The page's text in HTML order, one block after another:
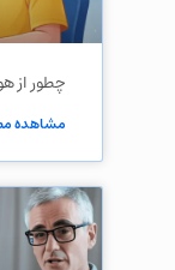
چطور از
مشاهده